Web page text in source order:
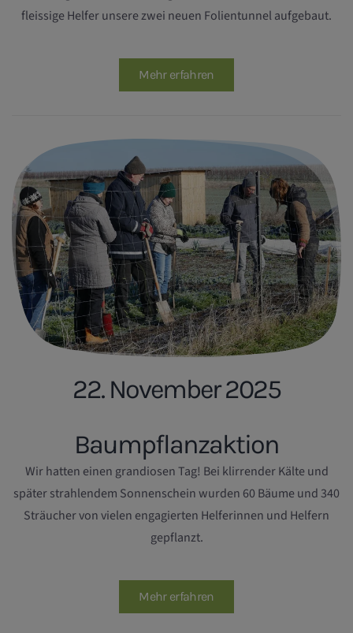
fleissige Helfer unsere zwei neuen Folientunnel aufgebaut.
Mehr erfahren
22. November 2025
Baumpflanzaktion
Wir hatten einen grandiosen Tag! Bei klirrender Kälte und
später strahlendem Sonnenschein wurden 60 Bäume und 340
Sträucher von vielen engagierten Helferinnen und Helfern
gepflanzt.
Mehr erfahren